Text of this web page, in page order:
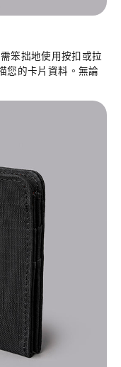
笨拙地使用按扣或拉
您的卡片資料。無論